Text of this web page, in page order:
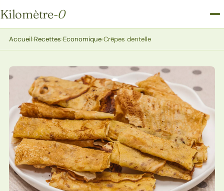
Kilomètre-0
Kilomètre-0
Accueil›Recettes›Economique›Crêpes dentelle